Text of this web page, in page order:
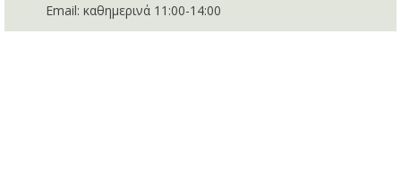
Email: καθημερινά 11:00-14:00